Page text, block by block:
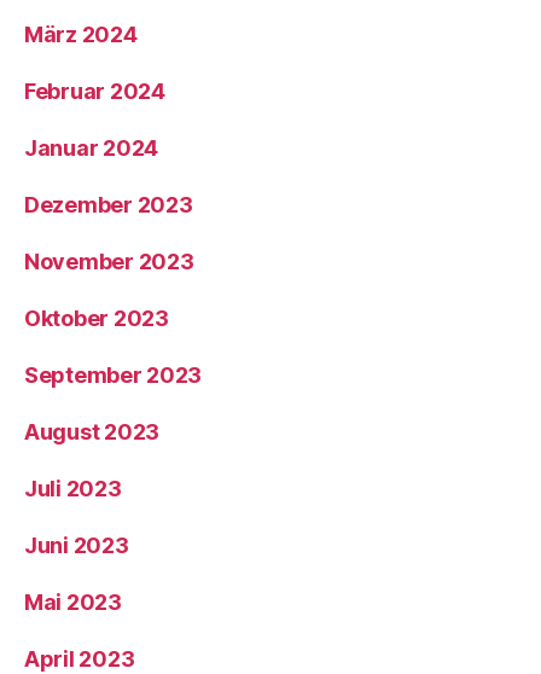
März 2024
Februar 2024
Januar 2024
Dezember 2023
November 2023
Oktober 2023
September 2023
August 2023
Juli 2023
Juni 2023
Mai 2023
April 2023